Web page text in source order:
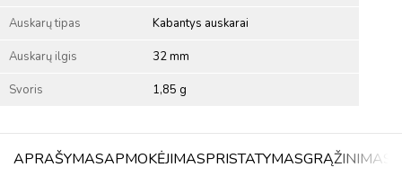
Auskarų tipas Kabantys auskarai
Auskarų ilgis 32 mm
Svoris 1,85 g
APRAŠYMASAPMOKĖJIMASPRISTATYMASGRĄŽINIMAS